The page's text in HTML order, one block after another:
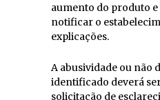
aumento do produto e
notificar o
explicações.
A abusividade ou não
identificado deverá
solicitação de